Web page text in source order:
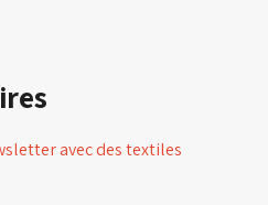
avec des textiles